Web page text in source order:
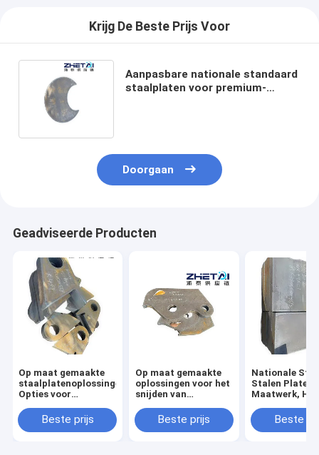
Krijg De Beste Prijs Voor
Aanpasbare nationale standaard
staalplaten voor premium-
Doorgaan
Geadviseerde Producten
Op maat gemaakte
staalplatenoplossingen:
Opties voor
koolstofstaal
Beste prijs
Op maat gemaakte
oplossingen voor het
snijden van
premium-opties voor
koolstofstaal
Beste prijs
Nationale
Stalen Platen
Maatwerk,
Beste